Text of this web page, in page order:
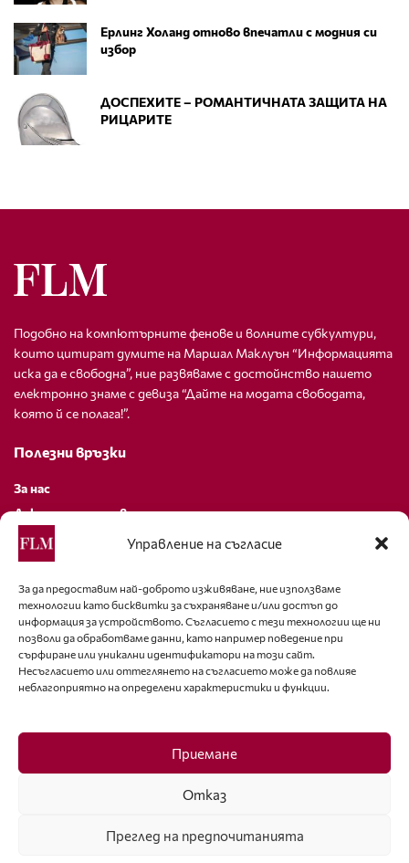
Управление на съгласие
За да предоставим най-доброто изживяване, ние използваме
технологии като бисквитки за съхраняване и/или достъп до
информация за устройството. Съгласието с тези технологии ще ни
позволи да обработваме данни, като например поведение при
сърфиране или уникални идентификатори на този сайт.
Несъгласието или оттеглянето на съгласието може да повлияе
неблагоприятно на определени характеристики и функции.
Приемане
Отказ
Преглед на предпочитанията
Ерлинг Холанд отново впечатли с модния си
избор
ДОСПЕХИТЕ – РОМАНТИЧНАТА ЗАЩИТА НА
РИЦАРИТЕ
Подобно на компютърните фенове и волните субкултури,
които цитират думите на Маршал Маклуън “Информацията
иска да е свободна”, ние развяваме с достойнство нашето
електронно знаме с девиза “Дайте на модата свободата,
която й се полага!”.
Полезни връзки
За нас
Декларация за поверителност
Политика за бисквитки
За контакти
editor@fashion-lifestyle.net
+359 88 227 33 47
Последвайте ни
Facebook
ISSN 1314-8915 Copyright © 2007-2025 Ot igla do konetz Ltd. & Fashion.bg